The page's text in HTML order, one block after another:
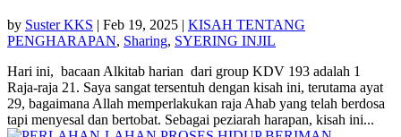
by Suster KKS | Feb 19, 2025 | KISAH TENTANG
PENGHARAPAN, Sharing, SYERING INJIL
Hari ini, bacaan Alkitab harian dari group KDV 193 adalah 1
Raja-raja 21. Saya sangat tersentuh dengan kisah ini, terutama ayat
29, bagaimana Allah memperlakukan raja Ahab yang telah berdosa
tapi menyesal dan bertobat. Sebagai peziarah harapan, kisah ini...